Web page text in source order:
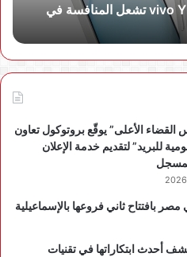
أكبر بطارية في تاريخ سلسلة vivo Y تشعل المنافسة في
الأعلى” يوقّع بروتوكول تعاون
للبريد” لتقديم خدمة الإعلان
بافتتاح ثاني فروعها بالإسماعيلية
أحدث ابتكاراتها في تقنيات